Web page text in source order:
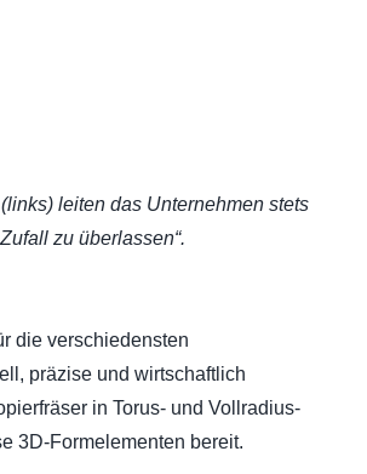
leiten das Unternehmen stets
zu überlassen“.
die verschiedensten
präzise und wirtschaftlich
in Torus- und Vollradius-
3D-Formelementen bereit.